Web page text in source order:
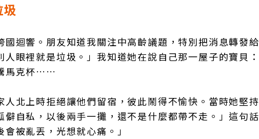
迴響。朋友知道我關注中高齡議題，特別把消息轉發給
眼裡就是垃圾。」我知道她在說自己那一屋子的寶貝：
馬克杯……
北上時拒絕讓他們留宿，彼此鬧得不愉快。當時她堅持
僻自私，以後兩手一攤，還不是什麼都帶不走。」這句話
被亂丟，光想就心痛。」